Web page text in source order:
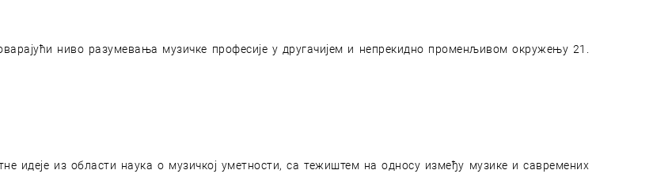
ниво разумевања музичке професије у другачијем и непрекидно променљивом окружењу 21.
идеје из области наука о музичкој уметности, са тежиштем на односу између музике и савремених